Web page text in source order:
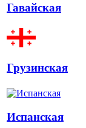
Гавайская
Грузинская
Испанская